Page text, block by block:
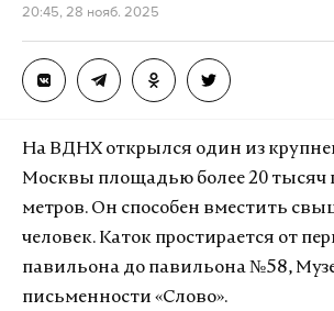
20:45, 28 нояб. 2025
На ВДНХ открылся один из
Москвы площадью более 20 тысяч
метров. Он способен вместить
человек. Каток простирается от
павильона до павильона №58,
письменности «Слово».